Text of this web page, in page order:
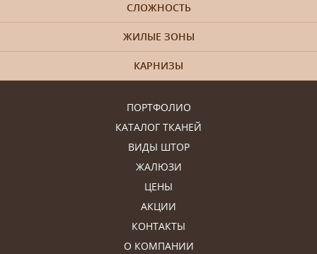
ПОРТФОЛИО
КАТАЛОГ ТКАНЕЙ
ВИДЫ ШТОР
ЖАЛЮЗИ
ЦЕНЫ
АКЦИИ
КОНТАКТЫ
О КОМПАНИИ
СЛОЖНОСТЬ
ЖИЛЫЕ ЗОНЫ
КАРНИЗЫ